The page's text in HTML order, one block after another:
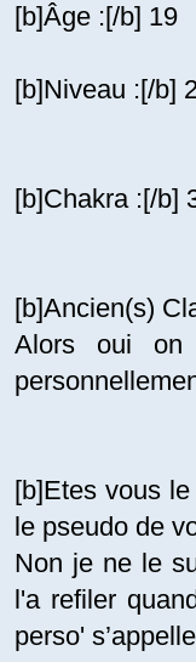
[b]Âge :[/b] 19
[b]Niveau :[/b]
[b]Chakra :[/b]
[b]Ancien(s)
Alors oui on
[b]Etes vous
le pseudo de
Non je ne le
l'a refiler
perso'